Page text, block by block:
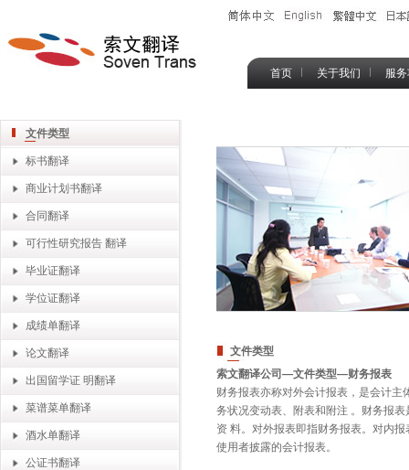
首页 关于我们 服
文件类型
标书翻译
商业计划书翻译
合同翻译
可行性研究报告 翻译
毕业证翻译
学位证翻译
成绩单翻译
论文翻译
出国留学证 明翻译
菜谱菜单翻译
酒水单翻译
公证书翻译
文件类型
索文翻译公司—文件类型—财务报表
财务报表亦称对外会计报表，是会计
务状况变动表、附表和附注 。财务报
资 料。对外报表即指财务报表。对内
使用者披露的会计报表。